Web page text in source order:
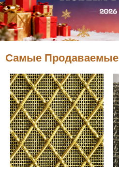
Самые Продаваемые